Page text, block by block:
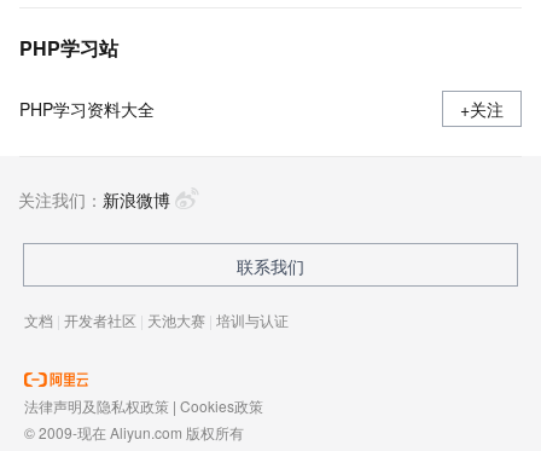
PHP学习站
PHP学习资料大全 +关注
关注我们： 新浪微博
联系我们
文档 | 开发者社区 | 天池大赛 | 培训与认证
法律声明及隐私权政策 | Cookies政策
© 2009-现在 Aliyun.com 版权所有